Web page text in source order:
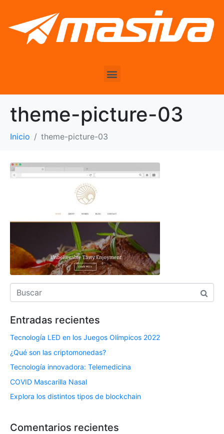
theme-picture-03
Inicio theme-picture-03
Entradas recientes
Tecnología LED en los Juegos Olímpicos 2022
¿Qué son las criptomonedas?
Tecnología innovadora: Telemedicina
COVID Mascarilla Nasal
Explora los distintos tipos de blockchain
Comentarios recientes